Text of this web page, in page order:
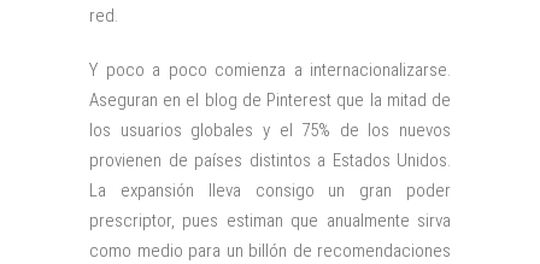
red.
Y poco a poco comienza a internacionalizarse.
Aseguran en el blog de Pinterest que la mitad de
los usuarios globales y el 75% de los nuevos
provienen de países distintos a Estados Unidos.
La expansión lleva consigo un gran poder
prescriptor, pues estiman que anualmente sirva
como medio para un billón de recomendaciones